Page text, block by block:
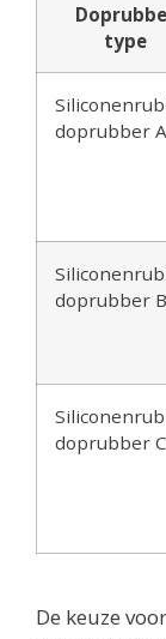
type
doprubber A
doprubber B
doprubber C
De keuze